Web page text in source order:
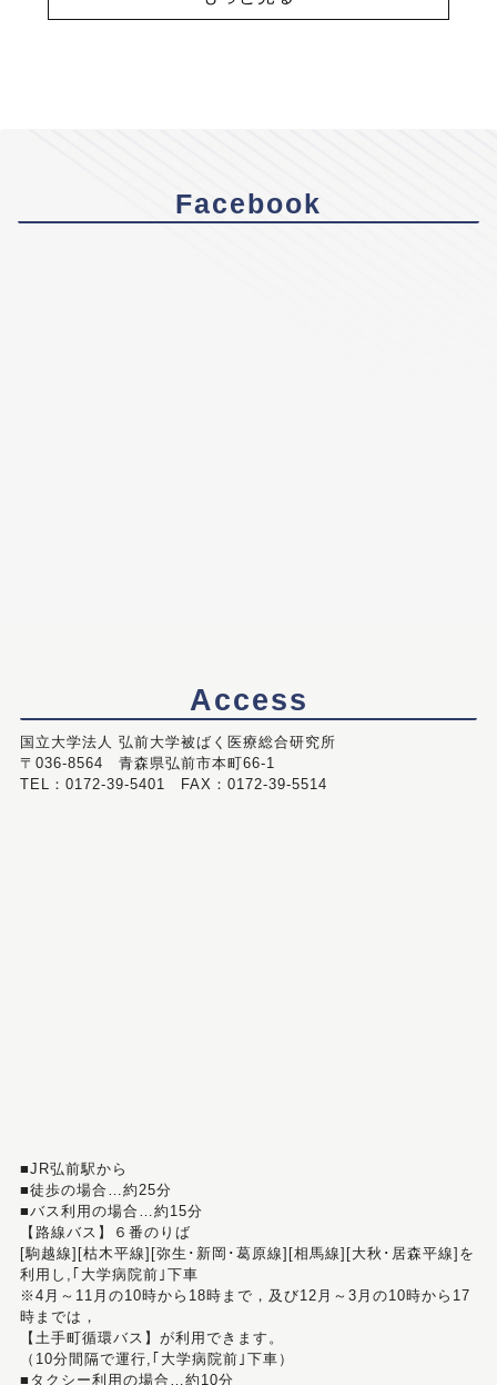
Facebook
Access
国立大学法人 弘前大学被ばく医療総合研究所
〒036-8564 青森県弘前市本町66-1
TEL：0172-39-5401 FAX：0172-39-5514
■JR弘前駅から
■徒歩の場合…約25分
■バス利用の場合…約15分
【路線バス】６番のりば
[駒越線][枯木平線][弥生･新岡･葛原線][相馬線][大秋･居森平線]を
利用し,｢大学病院前｣下車
※4月～11月の10時から18時まで，及び12月～3月の10時から17
時までは，
【土手町循環バス】が利用できます。
（10分間隔で運行,｢大学病院前｣下車）
■タクシー利用の場合…約10分